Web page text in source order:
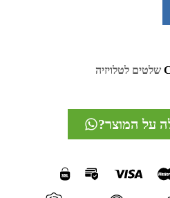
שלטים לטלויזיה
על המוצר?